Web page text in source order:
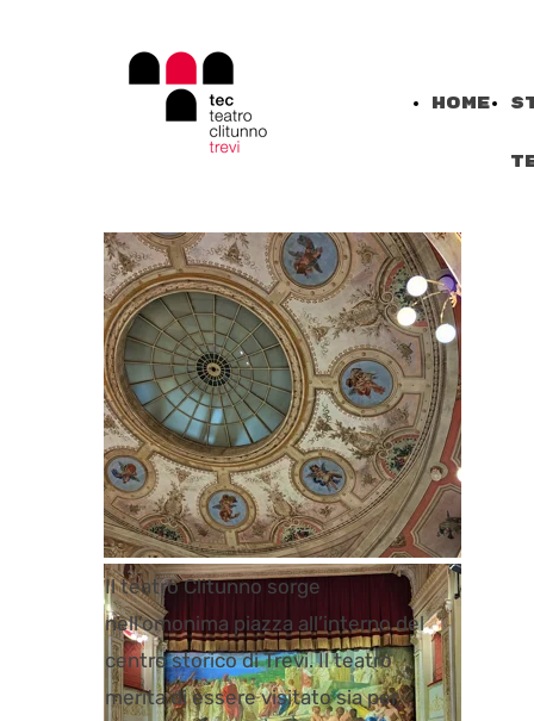
Home
Il teatro Clitunno sorge
nell’omonima piazza all’interno del
centro storico di Trevi. Il teatro
merita di essere visitato sia per